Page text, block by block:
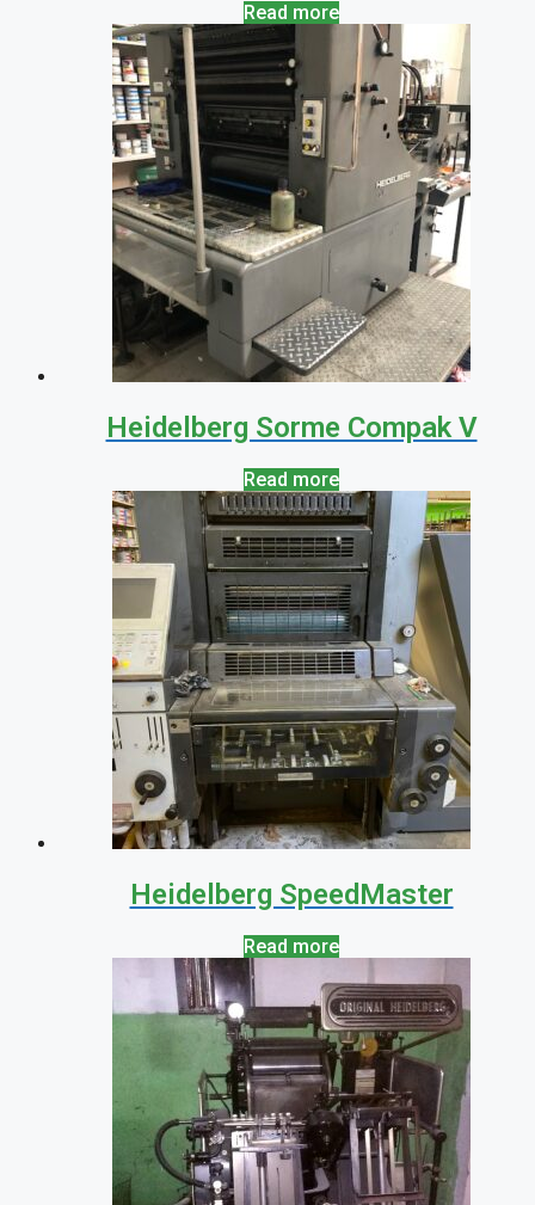
Read more
Heidelberg Sorme Compak V
Read more
Heidelberg SpeedMaster
Read more